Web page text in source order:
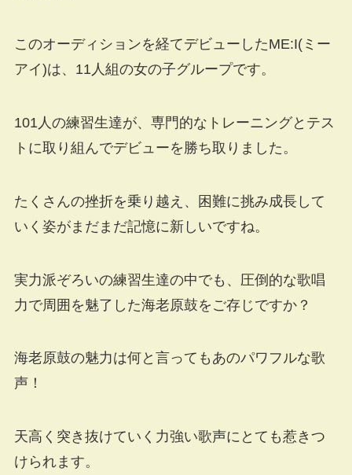
このオーディションを経てデビューしたME:I(ミー
アイ)は、11人組の女の子グループです。
101人の練習生達が、専門的なトレーニングとテス
トに取り組んでデビューを勝ち取りました。
たくさんの挫折を乗り越え、困難に挑み成長して
いく姿がまだまだ記憶に新しいですね。
実力派ぞろいの練習生達の中でも、圧倒的な歌唱
力で周囲を魅了した海老原鼓をご存じですか？
海老原鼓の魅力は何と言ってもあのパワフルな歌
声！
天高く突き抜けていく力強い歌声にとても惹きつ
けられます。